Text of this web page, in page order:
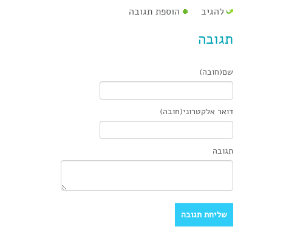
להגיב
הוספת תגובה
תגובה
שם(חובה)
דואר אלקטרוני(חובה)
תגובה